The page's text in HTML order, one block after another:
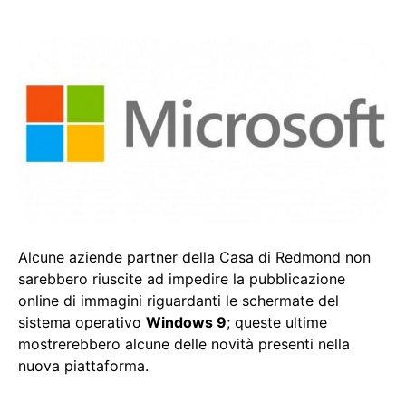
Alcune aziende partner della Casa di Redmond non
sarebbero riuscite ad impedire la pubblicazione
online di immagini riguardanti le schermate del
sistema operativo Windows 9; queste ultime
mostrerebbero alcune delle novità presenti nella
nuova piattaforma.